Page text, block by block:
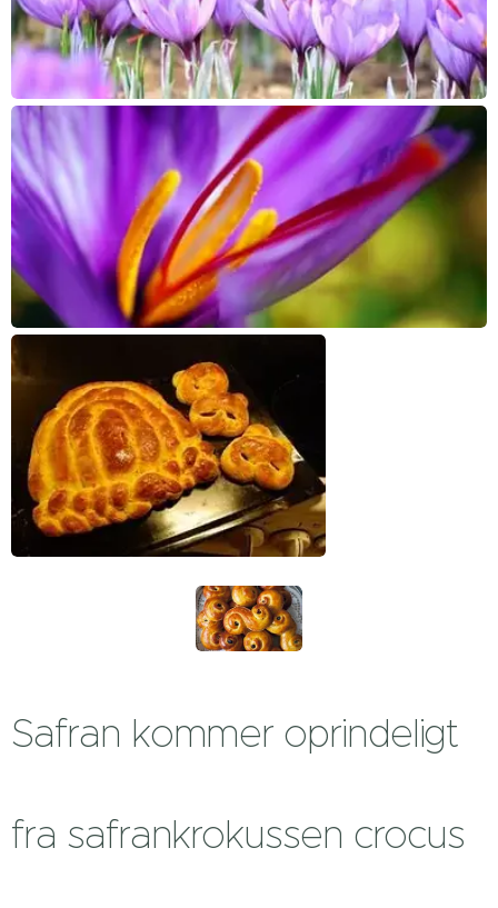
Safran kommer oprindeligt
fra safrankrokussen crocus